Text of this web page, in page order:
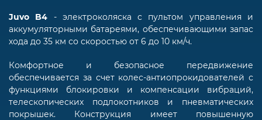
Juvo B4 - электроколяска с пультом управления и
аккумуляторными батареями, обеспечивающими запас
хода до 35 км со скоростью от 6 до 10 км/ч.
Комфортное и безопасное передвижение
обеспечивается за счет колес-антиопрокидователей с
функциями блокировки и компенсации вибраций,
телескопических подлокотников и пневматических
покрышек. Конструкция имеет повышенную